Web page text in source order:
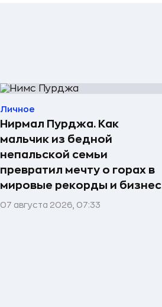
Личное
Нирмал Пурджа. Как
мальчик из бедной
непальской семьи
превратил мечту о горах в
мировые рекорды и бизнес
07 августа 2026, 07:33